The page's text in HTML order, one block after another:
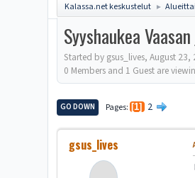
Kalassa.net keskustelut ►
Syyshaukea
Started by gsus_lives, August 23,
0 Members and 1 Guest are
GO DOWN Pages 1 2
gsus_lives